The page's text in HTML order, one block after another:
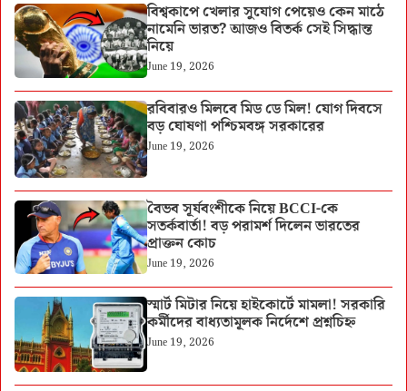
বিশ্বকাপে খেলার সুযোগ পেয়েও কেন মাঠে
নামেনি ভারত? আজও বিতর্ক সেই সিদ্ধান্ত
নিয়ে
June 19, 2026
রবিবারও মিলবে মিড ডে মিল! যোগ দিবসে
বড় ঘোষণা পশ্চিমবঙ্গ সরকারের
June 19, 2026
বৈভব সূর্যবংশীকে নিয়ে BCCI-কে
সতর্কবার্তা! বড় পরামর্শ দিলেন ভারতের
প্রাক্তন কোচ
June 19, 2026
স্মার্ট মিটার নিয়ে হাইকোর্টে মামলা! সরকারি
কর্মীদের বাধ্যতামূলক নির্দেশে প্রশ্নচিহ্ন
June 19, 2026